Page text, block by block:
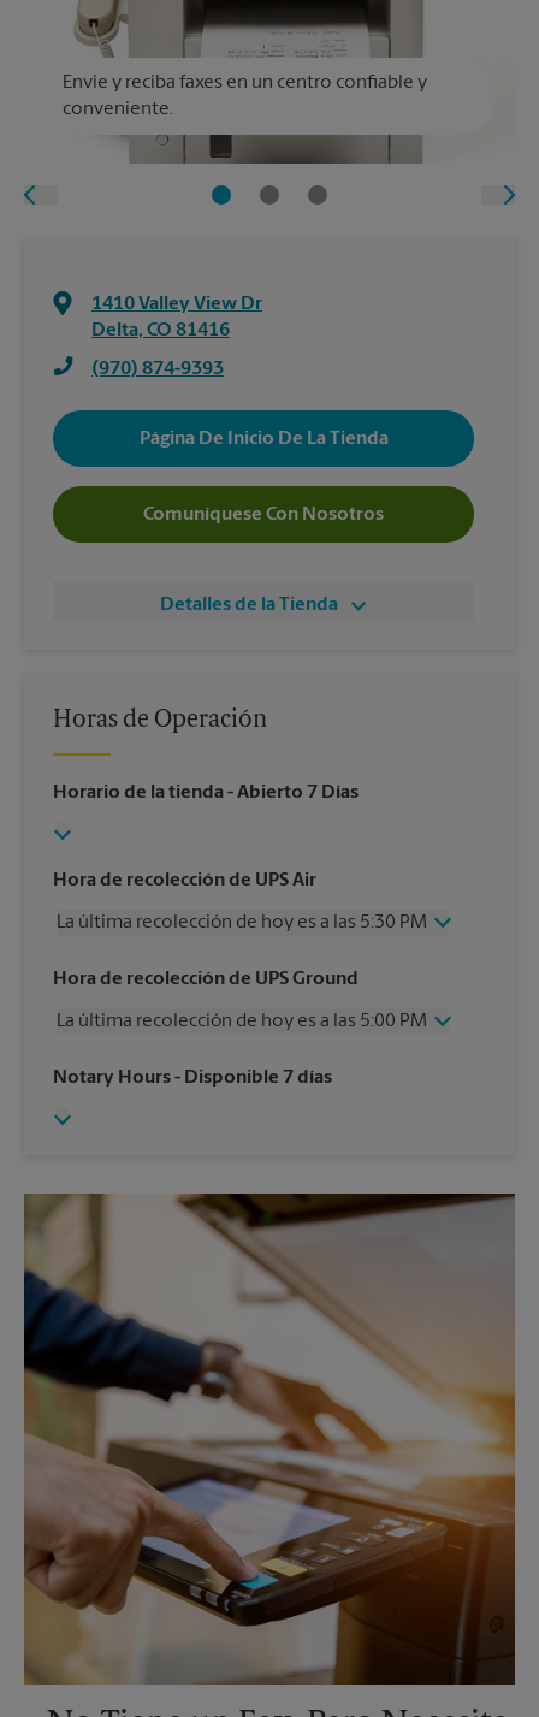
Envíe y reciba faxes en un centro confiable y
conveniente.
1410 Valley View Dr
Delta, CO 81416
(970) 874-9393
Página De Inicio De La Tienda
Comuníquese Con Nosotros
Detalles de la Tienda
Horas de Operación
Horario de la tienda - Abierto 7 Días
Hora de recolección de UPS Air
La última recolección de hoy es a las 5:30 PM
Miércoles
5:30 PM
Viernes
5:30 PM
Domingo
Sin Recolección
Hora de recolección de UPS Ground
La última recolección de hoy es a las 5:00 PM
Miércoles
5:00 PM
Viernes
Lunes
5:00 PM
5:00 PM
Notary Hours- Disponible 7 días